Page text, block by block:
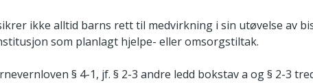
ikke alltid barns rett til medvirkning i sin utøvelse av
som planlagt hjelpe- eller omsorgstiltak.
§ 4-1, jf. § 2-3 andre ledd bokstav a og § 2-3